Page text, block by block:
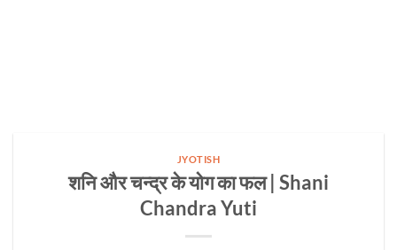
JYOTISH
शनि और चन्द्र के योग का फल | Shani
Chandra Yuti